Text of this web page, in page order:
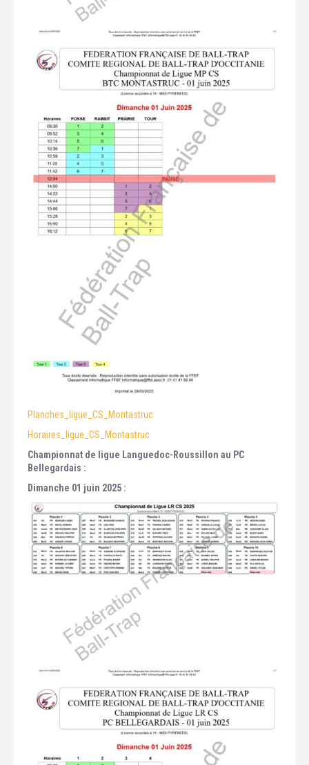
Planches_ligue_CS_Montastruc
Horaires_ligue_CS_Montastruc
Championnat de ligue Languedoc-Roussillon au PC
Bellegardais :
Dimanche 01 juin 2025 :